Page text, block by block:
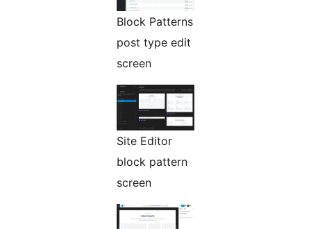
Block Patterns
post type edit
screen
Site Editor
block pattern
screen